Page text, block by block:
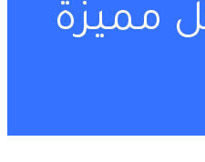
مميزة